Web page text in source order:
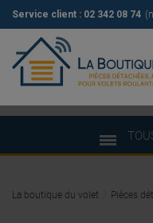
Service client : 02 342 08 74
La boutique du volet Pièces